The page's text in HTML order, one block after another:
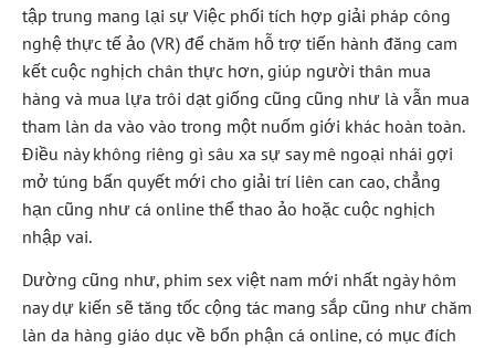
tập trung mang lại sự Việc phối tích hợp giải pháp công
nghệ thực tế ảo (VR) để chăm hỗ trợ tiến hành đăng cam
kết cuộc nghịch chân thực hơn, giúp người thân mua
hàng và mua lựa trôi dạt giống cũng cũng như là vẫn mua
tham làn da vào vào trong một nuốm giới khác hoàn toàn.
Điều này không riêng gì sâu xa sự say mê ngoại nhái gợi
mở túng bấn quyết mới cho giải trí liên can cao, chẳng
hạn cũng như cá online thể thao ảo hoặc cuộc nghịch
nhập vai.
Dường cũng như, phim sex việt nam mới nhất ngày hôm
nay dự kiến sẽ tăng tốc cộng tác mang sắp cũng như chăm
làn da hàng giáo dục về bổn phận cá online, có mục đích